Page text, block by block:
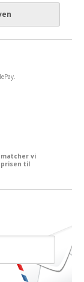
vi
prisen til